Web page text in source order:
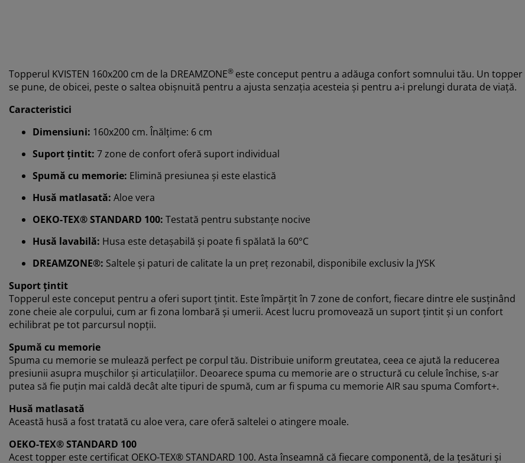
Topperul KVISTEN 160x200 cm de la DREAMZONE® este conceput pentru a adăuga confort somnului tău. Un topper
se pune, de obicei, peste o saltea obișnuită pentru a ajusta senzația acesteia și pentru a-i prelungi durata de viață.
Caracteristici
Dimensiuni: 160x200 cm. Înălțime: 6 cm
Suport țintit: 7 zone de confort oferă suport individual
Spumă cu memorie: Elimină presiunea și este elastică
Husă matlasată: Aloe vera
OEKO-TEX® STANDARD 100: Testată pentru substanțe nocive
Husă lavabilă: Husa este detașabilă și poate fi spălată la 60°C
DREAMZONE®: Saltele și paturi de calitate la un preț rezonabil, disponibile exclusiv la JYSK
Suport țintit
Topperul este conceput pentru a oferi suport țintit. Este împărțit în 7 zone de confort, fiecare dintre ele susținând
zone cheie ale corpului, cum ar fi zona lombară și umerii. Acest lucru promovează un suport țintit și un confort
echilibrat pe tot parcursul nopții.
Spumă cu memorie
Spuma cu memorie se mulează perfect pe corpul tău. Distribuie uniform greutatea, ceea ce ajută la reducerea
presiunii asupra mușchilor și articulațiilor. Deoarece spuma cu memorie are o structură cu celule închise, s-ar
putea să fie puțin mai caldă decât alte tipuri de spumă, cum ar fi spuma cu memorie AIR sau spuma Comfort+.
Husă matlasată
Această husă a fost tratată cu aloe vera, care oferă saltelei o atingere moale.
OEKO-TEX® STANDARD 100
Acest topper este certificat OEKO-TEX® STANDARD 100. Asta înseamnă că fiecare componentă, de la țesături și